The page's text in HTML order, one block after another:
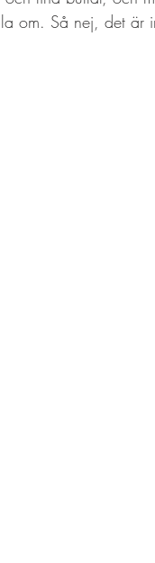
om. Så nej, det är